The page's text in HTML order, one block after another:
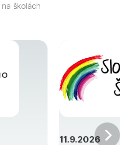
na školách
11.9.2026